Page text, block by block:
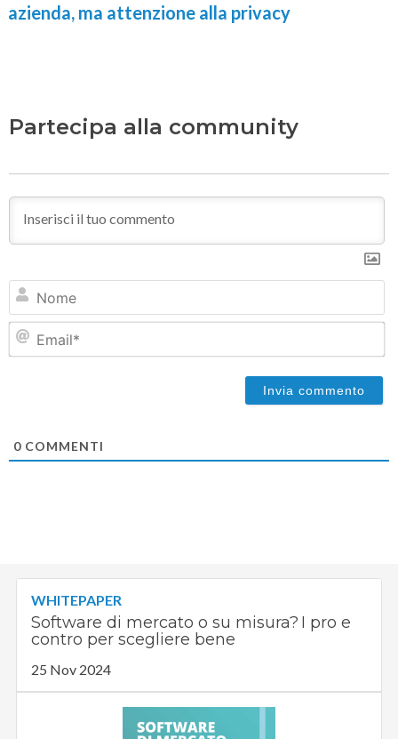
azienda, ma attenzione alla privacy
Partecipa alla community
0 COMMENTI
WHITEPAPER
Software di mercato o su misura? I pro e
contro per scegliere bene
25 Nov 2024